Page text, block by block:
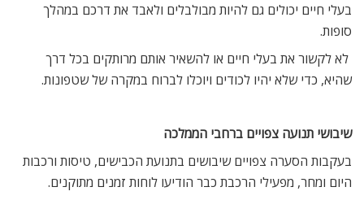
בעלי חיים יכולים גם להיות מבולבלים ולאבד את דרכם במהלך
סופות.
 לא לקשור את בעלי חיים או להשאיר אותם מרותקים בכל דרך
שהיא, כדי שלא יהיו לכודים ויוכלו לברוח במקרה של שטפונות.
שיבושי תנועה צפויים ברחבי הממלכה
בעקבות הסערה צפויים שיבושים בתנועת הכבישים, טיסות ורכבות
היום ומחר, מפעילי הרכבת כבר הודיעו לוחות זמנים מתוקנים.